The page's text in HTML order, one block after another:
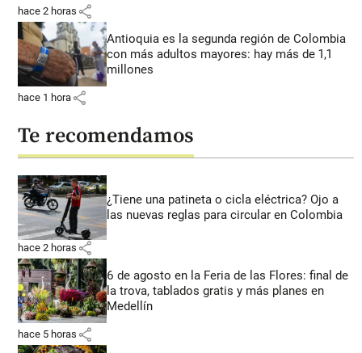
hace 2 horas share
Antioquia es la segunda región de Colombia
con más adultos mayores: hay más de 1,1
millones
hace 1 hora share
Te recomendamos
¿Tiene una patineta o cicla eléctrica? Ojo a
las nuevas reglas para circular en Colombia
hace 2 horas share
6 de agosto en la Feria de las Flores: final de
la trova, tablados gratis y más planes en
Medellín
hace 5 horas share